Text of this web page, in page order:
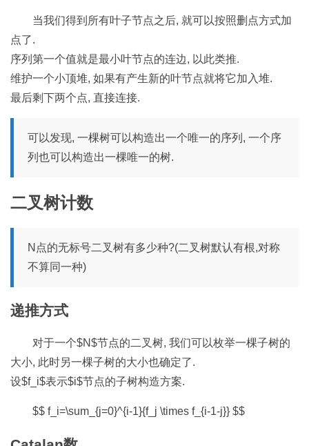
当我们得到所有叶子节点之后, 就可以按照删点方式加
点了.
序列第一个值就是最小叶节点的连边, 以此类推.
维护一个小顶堆, 如果有产生新的叶节点就将它加入堆.
最后剩下两个点, 直接连接.
可以发现, 一棵树可以构造出一个唯一的序列, 一个序
列也可以构造出一棵唯一的树.
二叉树计数
N点的无标号二叉树有多少种?(二叉树默认有根,对称
不算同一种)
递推方式
对于一个$N$节点的二叉树, 我们可以枚举一棵子树的
大小, 此时另一棵子树的大小也确定了.
设$f_i$表示$i$节点的子树构造方案.
$$ f_i=\sum_{j=0}^{i-1}{f_j \times f_{i-1-j}} $$